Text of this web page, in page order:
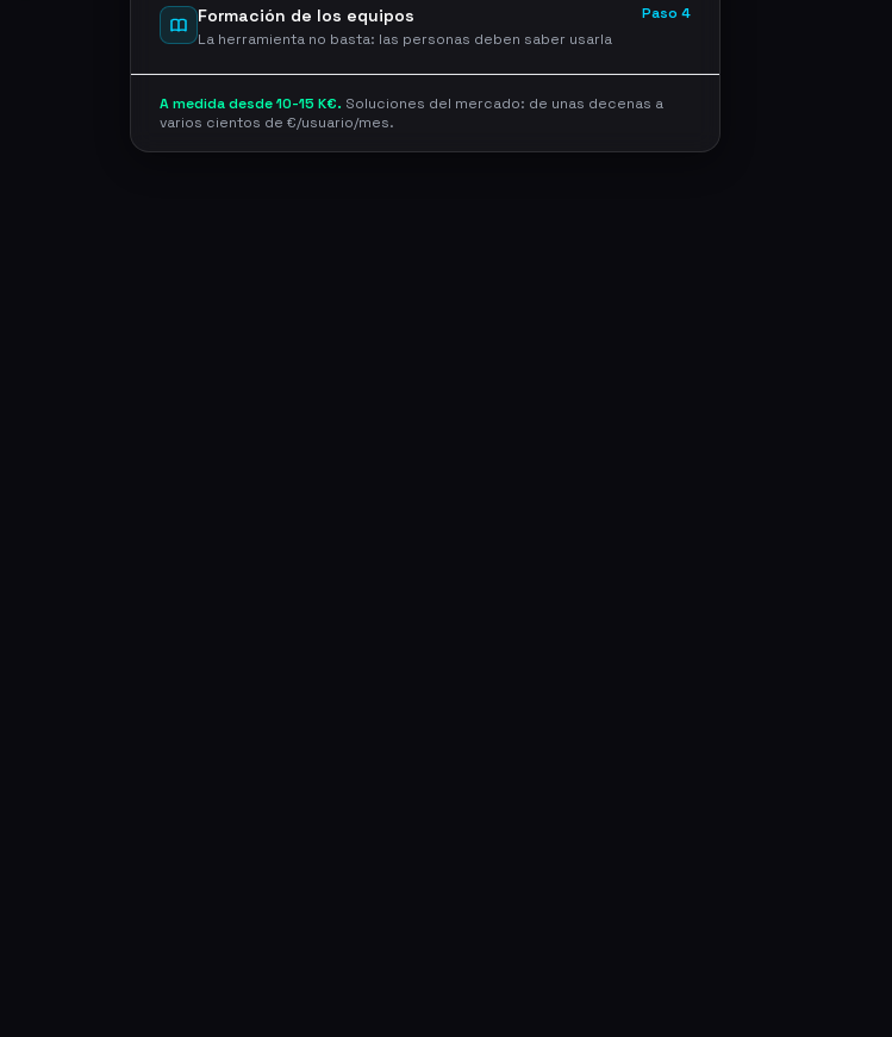
Formación de los equipos
La herramienta no basta: las personas deben saber usarla
Paso 4
A medida desde 10-15 K€. Soluciones del mercado: de unas decenas a
varios cientos de €/usuario/mes.